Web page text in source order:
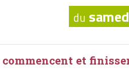
du
commencent et